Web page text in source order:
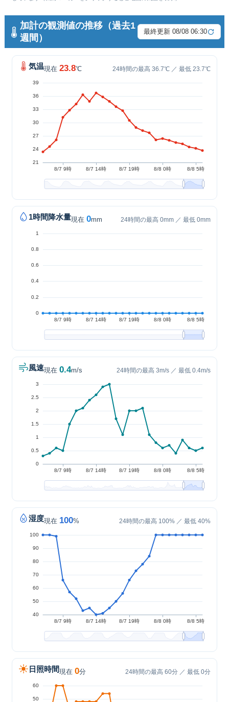
加計の観測値の推移（過去1
週間）
最終更新 08/08 06:30
気温現在 23.8℃ 24時間の最高 36.7℃ ／ 最低 23.7℃
1時間降水量現在 0mm 24時間の最高 0mm ／ 最低 0mm
風速現在 0.4m/s 24時間の最高 3m/s ／ 最低 0.4m/s
湿度現在 100% 24時間の最高 100% ／ 最低 40%
日照時間現在 0分 24時間の最高 60分 ／ 最低 0分